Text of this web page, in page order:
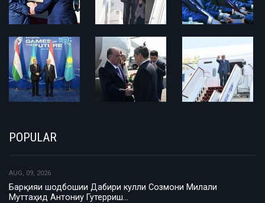
POPULAR
AUG, 09, 2026
Барқияи шодбошии Дабири кулли Созмони Милали
Муттаҳид Антониу Гутерриш…